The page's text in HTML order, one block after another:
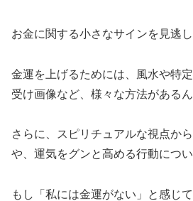
お金に関する小さなサインを見逃
金運を上げるためには、風水や特
受け画像など、様々な方法があるん
さらに、スピリチュアルな視点か
や、運気をグンと高める行動につ
もし「私には金運がない」と感じ